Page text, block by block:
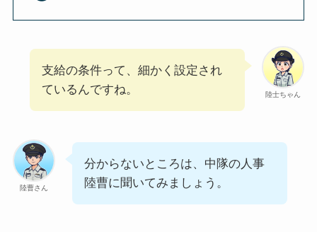
陸士ちゃん
支給の条件って、細かく設定され
ているんですね。
陸曹さん
分からないところは、中隊の人事
陸曹に聞いてみましょう。